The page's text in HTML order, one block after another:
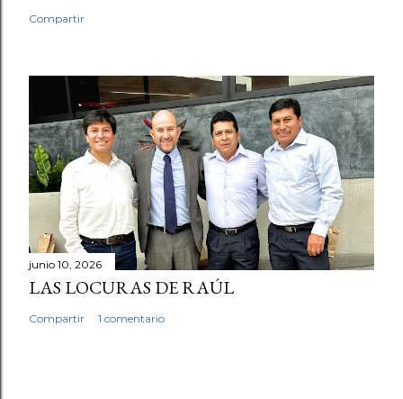
Compartir
junio 10, 2026
LAS LOCURAS DE RAÚL
Compartir 1 comentario